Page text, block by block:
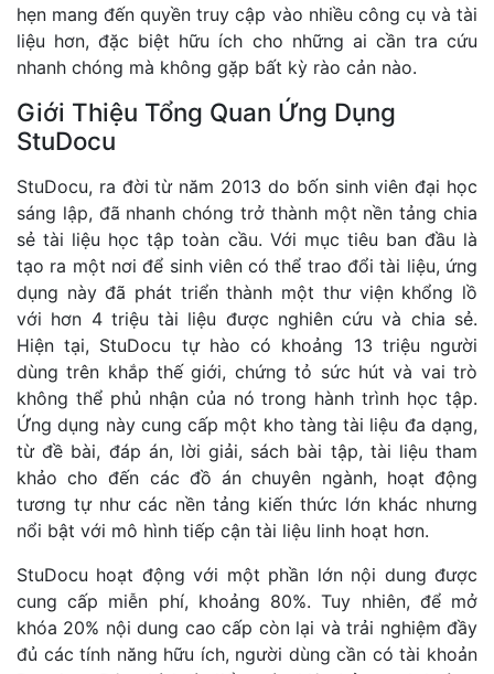
hẹn mang đến quyền truy cập vào nhiều công cụ và tài
liệu hơn, đặc biệt hữu ích cho những ai cần tra cứu
nhanh chóng mà không gặp bất kỳ rào cản nào.
Giới Thiệu Tổng Quan Ứng Dụng
StuDocu
StuDocu, ra đời từ năm 2013 do bốn sinh viên đại học
sáng lập, đã nhanh chóng trở thành một nền tảng chia
sẻ tài liệu học tập toàn cầu. Với mục tiêu ban đầu là
tạo ra một nơi để sinh viên có thể trao đổi tài liệu, ứng
dụng này đã phát triển thành một thư viện khổng lồ
với hơn 4 triệu tài liệu được nghiên cứu và chia sẻ.
Hiện tại, StuDocu tự hào có khoảng 13 triệu người
dùng trên khắp thế giới, chứng tỏ sức hút và vai trò
không thể phủ nhận của nó trong hành trình học tập.
Ứng dụng này cung cấp một kho tàng tài liệu đa dạng,
từ đề bài, đáp án, lời giải, sách bài tập, tài liệu tham
khảo cho đến các đồ án chuyên ngành, hoạt động
tương tự như các nền tảng kiến thức lớn khác nhưng
nổi bật với mô hình tiếp cận tài liệu linh hoạt hơn.
StuDocu hoạt động với một phần lớn nội dung được
cung cấp miễn phí, khoảng 80%. Tuy nhiên, để mở
khóa 20% nội dung cao cấp còn lại và trải nghiệm đầy
đủ các tính năng hữu ích, người dùng cần có tài khoản